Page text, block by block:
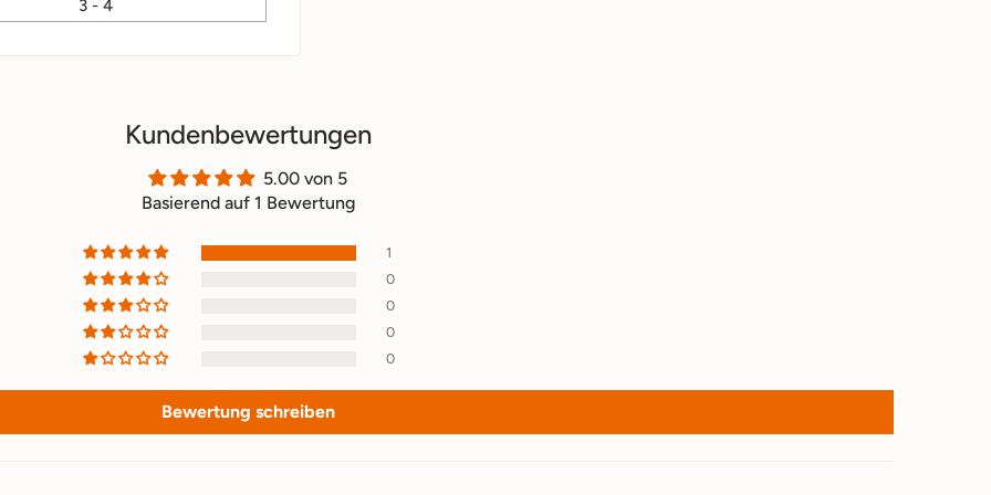
3 - 4
Kundenbewertungen
5.00 von 5
Basierend auf 1 Bewertung
1
0
0
0
0
Bewertung schreiben